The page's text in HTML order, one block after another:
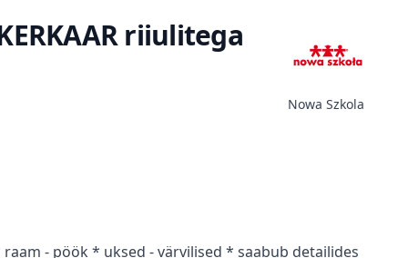
riiulitega
Nowa Szkola
- pöök * uksed - värvilised * saabub detailides